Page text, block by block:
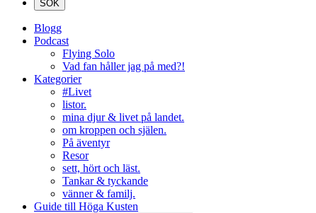
Blogg
Podcast
Flying Solo
Vad fan håller jag på med?!
Kategorier
#Livet
listor.
mina djur & livet på landet.
om kroppen och själen.
På äventyr
Resor
sett, hört och läst.
Tankar & tyckande
vänner & familj.
Guide till Höga Kusten